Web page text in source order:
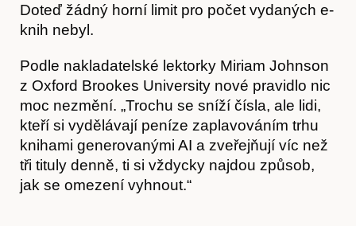
Kontakt
Doteď žádný horní limit pro počet vydaných e-
knih nebyl.
Podle nakladatelské lektorky Miriam Johnson
z Oxford Brookes University nové pravidlo nic
moc nezmění. „Trochu se sníží čísla, ale lidi,
kteří si vydělávají peníze zaplavováním trhu
knihami generovanými AI a zveřejňují víc než
tři tituly denně, ti si vždycky najdou způsob,
jak se omezení vyhnout.“